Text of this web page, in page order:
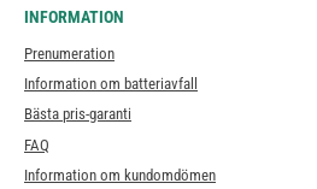
INFORMATION
Prenumeration
Information om batteriavfall
Bästa pris-garanti
FAQ
Information om kundomdömen